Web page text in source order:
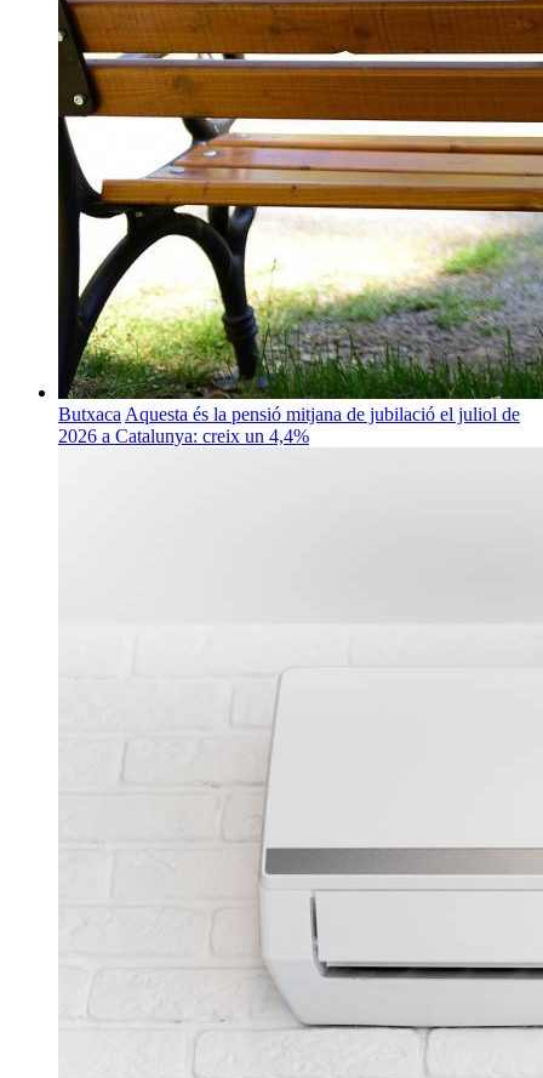
Butxaca Aquesta és la pensió mitjana de jubilació el juliol de
2026 a Catalunya: creix un 4,4%